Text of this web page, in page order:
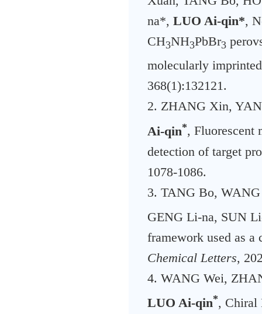
na*,LUO Ai-qin*,
CH3NH3PbBr3
molecularly
368(1):132121.
2. ZHANG Xin,
Ai-qin*, Fluorescent
detection of target
1078-1086.
3. TANG Bo,
GENG Li-na, SUN
framework used as
Chemical Letters,
4. WANG Wei,
LUO Ai-qin*, Chiral